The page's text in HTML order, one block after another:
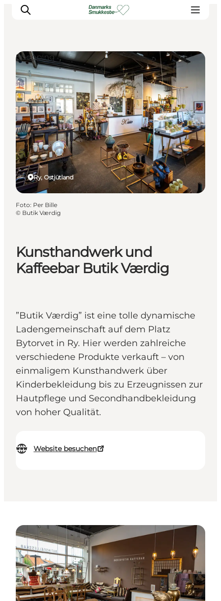
Erleben Sie die Natur
Entdecken Sie die Städte
Reiseplanung
Kunsthandwerk und
Kaffeebar Butik Værdig
”Butik Værdig” ist eine tolle dynamische
Ladengemeinschaft auf dem Platz
Bytorvet in Ry. Hier werden zahlreiche
verschiedene Produkte verkauft – von
einmaligem Kunsthandwerk über
Kinderbekleidung bis zu Erzeugnissen zur
Hautpflege und Secondhandbekleidung
von hoher Qualität.
Website besuchen
Ry, Ostjütland
Shopping
Foto: Per Bille
© Butik Værdig